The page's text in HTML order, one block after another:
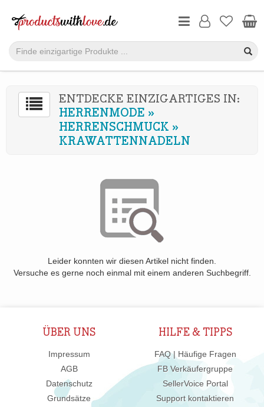
ENTDECKE EINZIGARTIGES IN:
HERRENMODE »
HERRENSCHMUCK »
KRAWATTENNADELN
Leider konnten wir diesen Artikel nicht finden.
Versuche es gerne noch einmal mit einem anderen Suchbegriff.
ÜBER UNS
Impressum
AGB
Datenschutz
Grundsätze
HILFE & TIPPS
FAQ | Häufige Fragen
FB Verkäufergruppe
SellerVoice Portal
Support kontaktieren